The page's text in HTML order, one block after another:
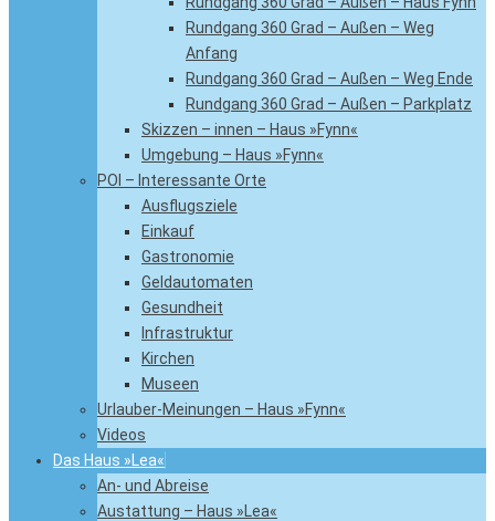
Rundgang 360 Grad – Außen – Weg
Anfang
Rundgang 360 Grad – Außen – Weg Ende
Rundgang 360 Grad – Außen – Parkplatz
Skizzen – innen – Haus »Fynn«
Umgebung – Haus »Fynn«
POI – Interessante Orte
Ausflugsziele
Einkauf
Gastronomie
Geldautomaten
Gesundheit
Infrastruktur
Kirchen
Museen
Urlauber-Meinungen – Haus »Fynn«
Videos
Das Haus »Lea«
An- und Abreise
Austattung – Haus »Lea«